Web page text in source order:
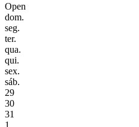
Open
dom.
seg.
ter.
qua.
qui.
sex.
sáb.
29
30
31
1